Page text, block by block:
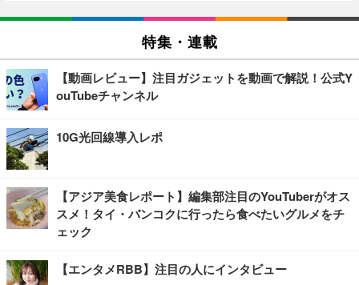
特集・連載
【動画レビュー】注目ガジェットを動画で解説！公式Y
ouTubeチャンネル
10G光回線導入レポ
【アジア美食レポート】編集部注目のYouTuberがオス
スメ！タイ・バンコクに行ったら食べたいグルメをチ
ェック
【エンタメRBB】注目の人にインタビュー